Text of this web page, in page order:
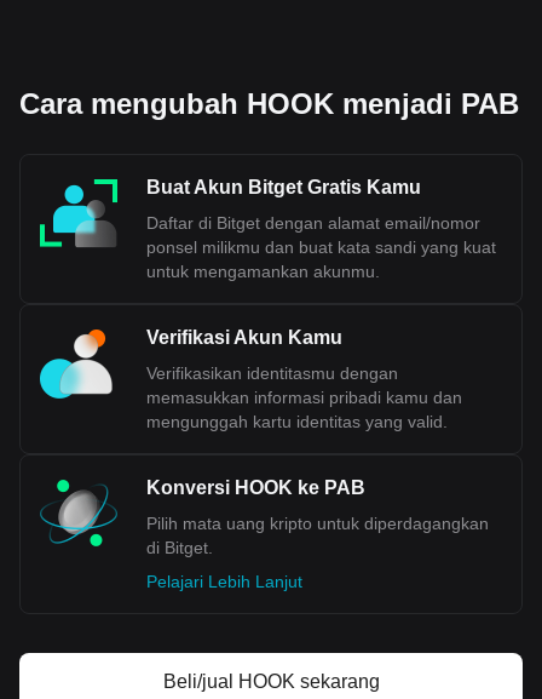
Cara mengubah HOOK menjadi PAB
Buat Akun Bitget Gratis Kamu
Daftar di Bitget dengan alamat email/nomor
ponsel milikmu dan buat kata sandi yang kuat
untuk mengamankan akunmu.
Verifikasi Akun Kamu
Verifikasikan identitasmu dengan
memasukkan informasi pribadi kamu dan
mengunggah kartu identitas yang valid.
Konversi HOOK ke PAB
Pilih mata uang kripto untuk diperdagangkan
di Bitget.
Pelajari Lebih Lanjut
Beli/jual HOOK sekarang